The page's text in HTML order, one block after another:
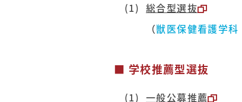
総合型選抜
（獣医保健看護学科
■ 学校推薦型選抜
一般公募推薦